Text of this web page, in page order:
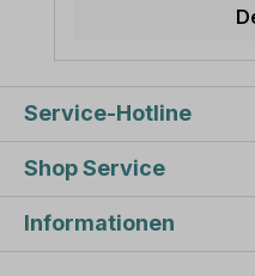
oder 1 Satz bei
Gebotszeichen
verwendet werden.
Ausführung (z.B.
die neue Variante
Weitere
und zur
eine Übersicht
Service-Hotline
Shop Service
Informationen